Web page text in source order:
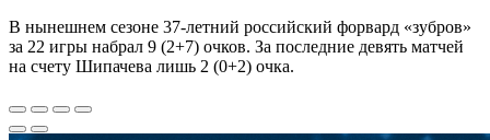
В нынешнем сезоне 37-летний российский форвард «зубров»
за 22 игры набрал 9 (2+7) очков. За последние девять матчей
на счету Шипачева лишь 2 (0+2) очка.